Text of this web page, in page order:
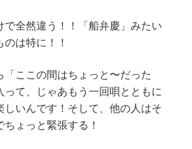
で全然違う！！「船弁慶」みたい
は特に！！
「ここの間はちょっと〜だった
って、じゃあもう一回唄とともに
しいんです！そして、他の人はそ
ょっと緊張する！